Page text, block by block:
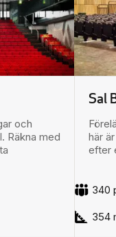
och
Räkna med
Sal
här
efter
340
354